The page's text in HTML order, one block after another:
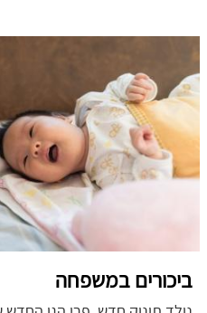
ביכורים במשפחה